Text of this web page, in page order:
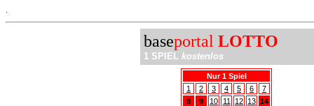
baseportal LOTTO
1 SPIEL kostenlos
Nur 1 Spiel
1
2 3 4 5 6
7
8
9 10 11 12 13 14